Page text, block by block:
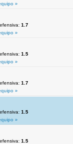
»
1.7
»
1.5
»
1.7
»
1.5
»
1.5